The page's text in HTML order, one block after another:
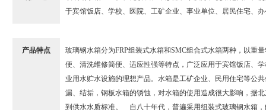
于宾馆饭店、学校、医院、工矿企业、事业单位、居民住宅、
产品特点
玻璃钢水箱分为FRP组装式水箱和SMC组合式水箱两种，以重
便、清洗维修简便、适应性强等特点，广泛应用于宾馆饭店、
业用水贮水设施的理想产品。水箱是工矿企业、民用住宅等公
漏、结垢，钢板水箱的锈蚀，对水箱的使用造成很大影响，据
到供水水质标准。 自八十年代，普遍采用组装式玻璃钢水箱